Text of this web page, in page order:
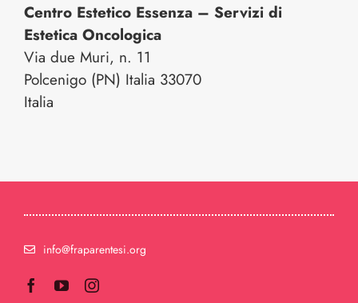
Centro Estetico Essenza – Servizi di
Estetica Oncologica
Via due Muri, n. 11
Polcenigo (PN) Italia 33070
Italia
info@fraparentesi.org